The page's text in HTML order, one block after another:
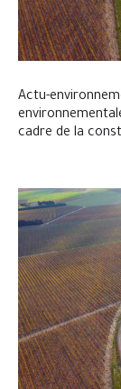
Actu-
cadre de la